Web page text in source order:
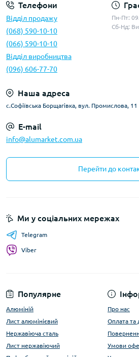
Телефони
Відділ продажу
(068) 590-10-10
(066) 590-10-10
Відділ виробництва
(096) 606-77-70
Пн-Пт:
Сб-Нд:
Наша адреса
с.Софіївська Борщагівка, вул. Промислова, 11
E-mail
info@alumarket.com.ua
Перейти до
Популярне
Алюміній
Лист алюмінієвий
Нержавіюча сталь
Лист нержавіючий
Про нас
Оплата та
Умови
Ми у соціальних мережах
Telegram
Viber